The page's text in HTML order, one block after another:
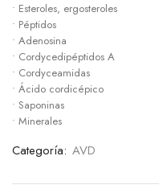
• Esteroles, ergosteroles
• Péptidos
• Adenosina
• Cordycedipéptidos A
• Cordyceamidas
• Ácido cordicépico
• Saponinas
• Minerales
Categoría: AVD